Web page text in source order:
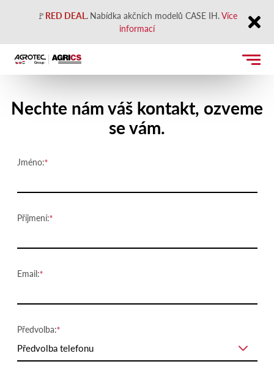
🚩RED DEAL. Nabídka akčních modelů CASE IH.Více
informací
Close
Nechte nám váš kontakt, ozveme
se vám.
Jméno:
Příjmení:
Email:
Předvolba:
Předvolba telefonu